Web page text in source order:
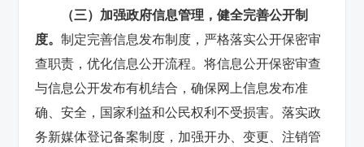
（三）加强政府信息管理，健全完善公开制
度。制定完善信息发布制度，严格落实公开保密审
查职责，优化信息公开流程。将信息公开保密审查
与信息公开发布有机结合，确保网上信息发布准
确、安全，国家利益和公民权利不受损害。落实政
务新媒体登记备案制度，加强开办、变更、注销管